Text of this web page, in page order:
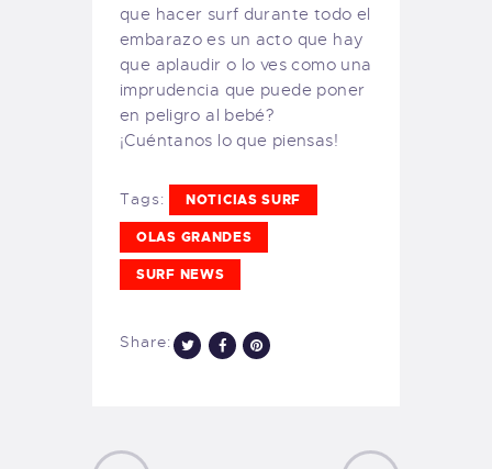
que hacer surf durante todo el
embarazo es un acto que hay
que aplaudir o lo ves como una
imprudencia que puede poner
en peligro al bebé?
¡Cuéntanos lo que piensas!
Tags: NOTICIAS SURF
OLAS GRANDES
SURF NEWS
Share: